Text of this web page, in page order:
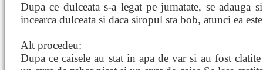
Dupa ce dulceata s-a legat pe jumatate, se adauga
incearca dulceata si daca siropul sta bob, atunci ea
Alt procedeu:
Dupa ce caisele au stat in apa de var si au fost clatite